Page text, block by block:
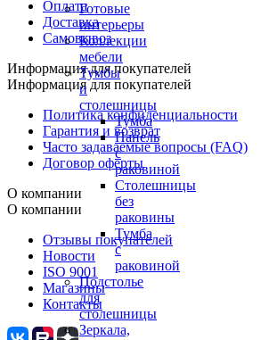
Готовые
интерьеры
Коллекции
мебели
Тумбы
и
столешницы
Тумба
Панель
с
раковиной
Столешницы
без
раковины
Тумба
с
раковиной
Подстолье
для
столешницы
Зеркала,
Оплата
Доставка
Самовывоз
Информация для покупателей
Информация для покупателей
Политика конфиденциальности
Гарантия и возврат
Часто задаваемые вопросы (FAQ)
Договор оферты
О компании
О компании
Отзывы покупателей
Новости
ISO 9001
Магазины
Контакты